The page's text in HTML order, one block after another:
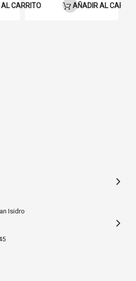
CARRITO AÑADIR AL
Isidro